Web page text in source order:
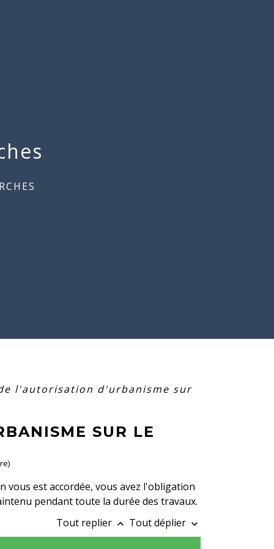
l'autorisation d'urbanisme sur
SUR LE
est accordée, vous avez l'obligation
pendant toute la durée des travaux.
Tout replier keyboard_arrow_up Tout déplier keyboard_arrow_down